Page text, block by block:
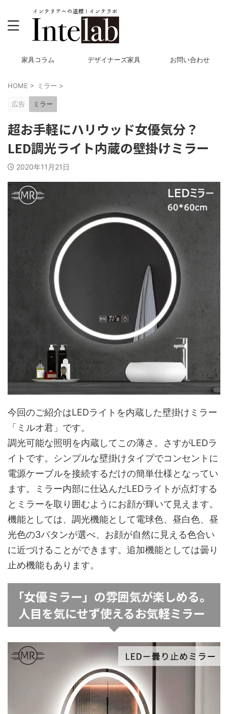
家具コラム デザイナーズ家具 お問い合わせ
HOME > ミラー >
広告 ミラー
超お手軽にハリウッド女優気分？
LED調光ライト内蔵の壁掛けミラー
2020年11月21日
今回のご紹介はLEDライトを内蔵した壁掛けミラー
「ミルオ君」です。
調光可能な照明を内蔵してこの薄さ。さすがLEDラ
イトです。シンプルな壁掛けタイプでコンセントに
電源ケーブルを接続するだけの簡単仕様となってい
ます。ミラー内部に仕込んだLEDライトが点灯する
とミラーを取り囲むようにお顔が輝いて見えます。
機能としては、調光機能として電球色、昼白色、昼
光色の3パタンが選べ、お顔が自然に見える色合い
に近づけることができます。追加機能としては曇り
止め機能もあります。
「女優ミラー」の雰囲気が楽しめる。
人目を気にせず使えるお気軽ミラー